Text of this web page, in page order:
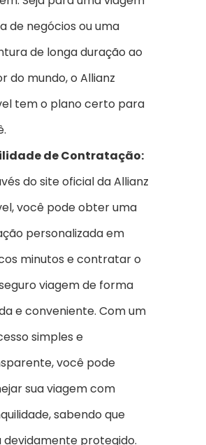
de negócios ou uma
de longa duração ao
do mundo, o Allianz
tem o plano certo para
de Contratação:
do site oficial da Allianz
você pode obter uma
personalizada em
minutos e contratar o
viagem de forma
e conveniente. Com um
simples e
você pode
sua viagem com
sabendo que
devidamente protegido.